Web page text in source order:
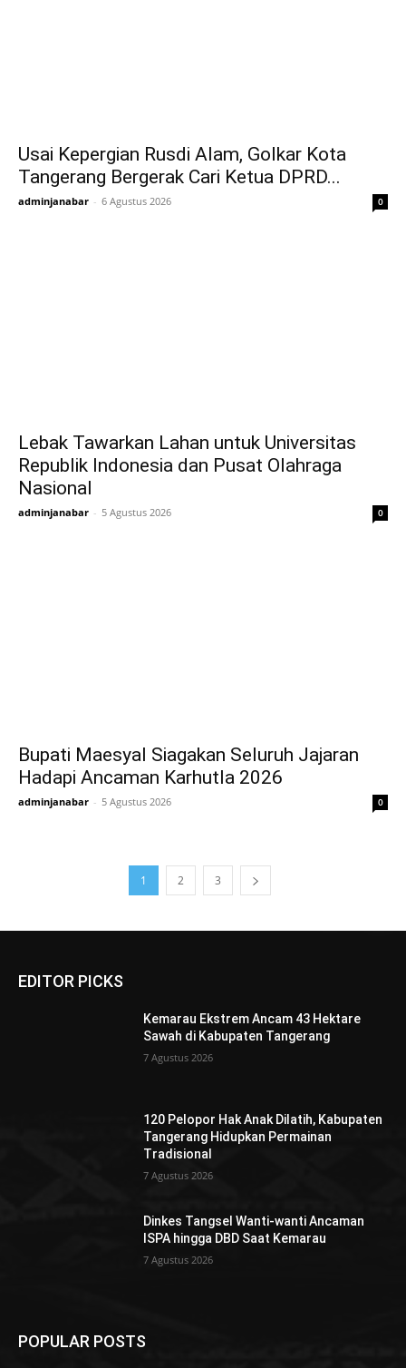
Usai Kepergian Rusdi Alam, Golkar Kota
Tangerang Bergerak Cari Ketua DPRD...
adminjanabar - 6 Agustus 2026 0
Lebak Tawarkan Lahan untuk Universitas
Republik Indonesia dan Pusat Olahraga
Nasional
adminjanabar - 5 Agustus 2026 0
Bupati Maesyal Siagakan Seluruh Jajaran
Hadapi Ancaman Karhutla 2026
adminjanabar - 5 Agustus 2026 0
1 2 3
EDITOR PICKS
Kemarau Ekstrem Ancam 43 Hektare
Sawah di Kabupaten Tangerang
7 Agustus 2026
120 Pelopor Hak Anak Dilatih, Kabupaten
Tangerang Hidupkan Permainan
Tradisional
7 Agustus 2026
Dinkes Tangsel Wanti-wanti Ancaman
ISPA hingga DBD Saat Kemarau
7 Agustus 2026
POPULAR POSTS